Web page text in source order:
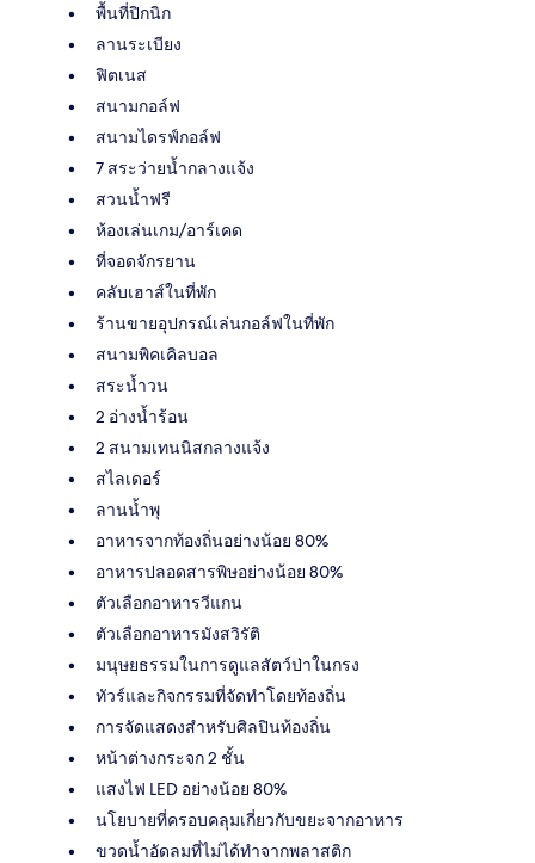
พื้นที่ปิกนิก
ลานระเบียง
ฟิตเนส
สนามกอล์ฟ
สนามไดรฟ์กอล์ฟ
7 สระว่ายน้ำกลางแจ้ง
สวนน้ำฟรี
ห้องเล่นเกม/อาร์เคด
ที่จอดจักรยาน
คลับเฮาส์ในที่พัก
ร้านขายอุปกรณ์เล่นกอล์ฟในที่พัก
สนามพิคเคิลบอล
สระน้ำวน
2 อ่างน้ำร้อน
2 สนามเทนนิสกลางแจ้ง
สไลเดอร์
ลานน้ำพุ
อาหารจากท้องถิ่นอย่างน้อย 80%
อาหารปลอดสารพิษอย่างน้อย 80%
ตัวเลือกอาหารวีแกน
ตัวเลือกอาหารมังสวิรัติ
มนุษยธรรมในการดูแลสัตว์ป่าในกรง
ทัวร์และกิจกรรมที่จัดทำโดยท้องถิ่น
การจัดแสดงสำหรับศิลปินท้องถิ่น
หน้าต่างกระจก 2 ชั้น
แสงไฟ LED อย่างน้อย 80%
นโยบายที่ครอบคลุมเกี่ยวกับขยะจากอาหาร
ขวดน้ำอัดลมที่ไม่ได้ทำจากพลาสติก